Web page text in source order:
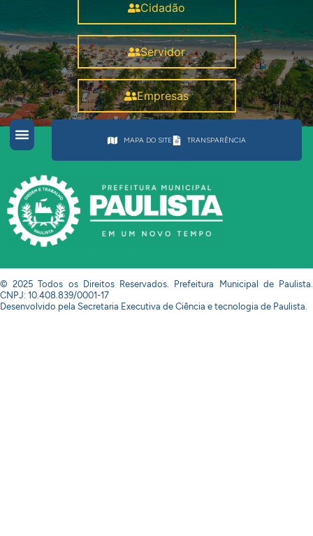
Cidadão
Servidor
Empresas
MAPA DO SITE TRANSPARÊNCIA
© 2025 Todos os Direitos Reservados. Prefeitura Municipal de Paulista.
CNPJ: 10.408.839/0001-17
Desenvolvido pela Secretaria Executiva de Ciência e tecnologia de Paulista.